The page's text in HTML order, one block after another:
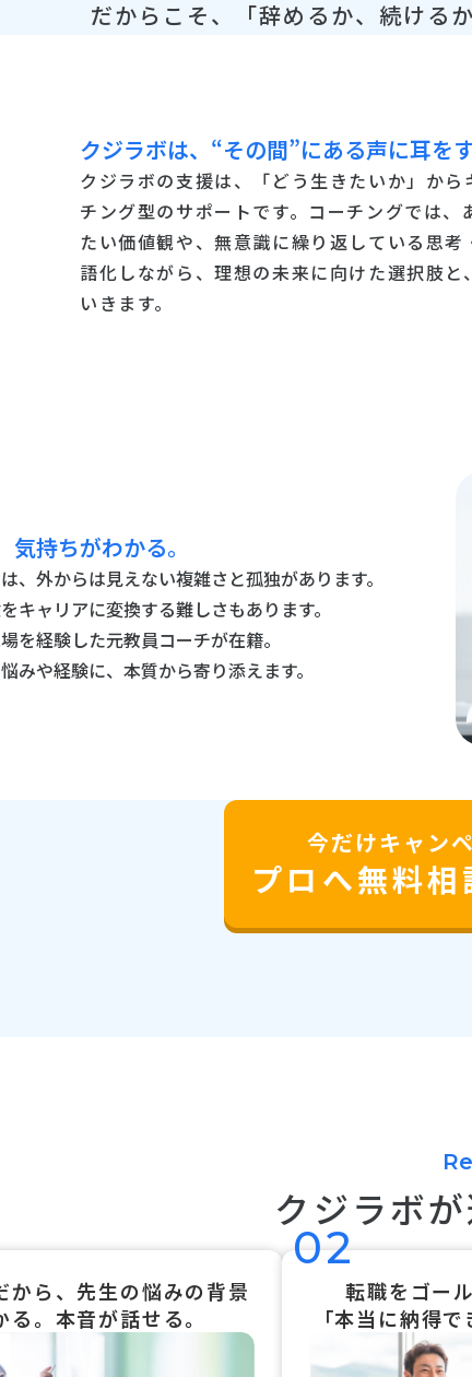
だからこそ、「辞めるか、続ける
クジラボは、“その間”にある声に耳をす
クジラボの支援は、「どう生きたいか」から
チング型のサポートです。コーチングでは、
たい価値観や、無意識に繰り返している思考
語化しながら、理想の未来に向けた選択肢と
いきます。
持ちがわかる。
、外からは見えない複雑さと孤独があります。
キャリアに変換する難しさもあります。
を経験した元教員コーチが在籍。
みや経験に、本質から寄り添えます。
今だけキャン
プロへ無料
クジラボ
から、先生の悩みの背景
る。本音が話せる。
転職をゴー
「本当に納得
02